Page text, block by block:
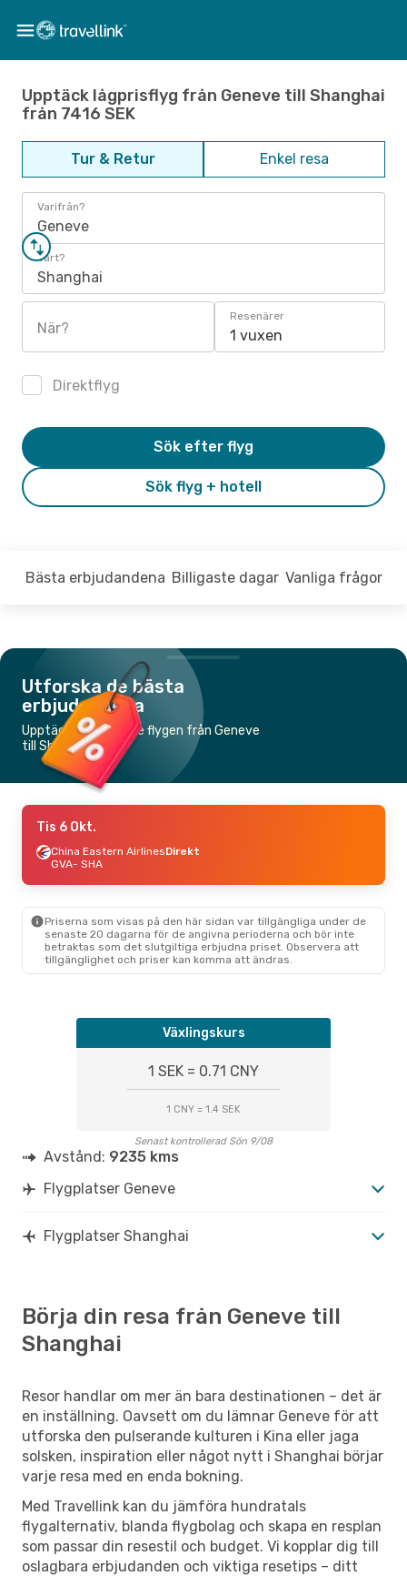
Upptäck lågprisflyg från Geneve till Shanghai
från 7416 SEK
Tur & Retur Enkel resa
Varifrån?
Geneve
Vart?
Shanghai
När?
Resenärer
1 vuxen
Direktflyg
Sök flyg + hotell
Sök efter flyg
Bästa erbjudandena Billigaste dagar Vanliga frågor
Utforska de bästa
erbjudandena
Upptäck de billigaste flygen från Geneve
till Shanghai
Tis 6 Okt.
China Eastern AirlinesDirekt
GVA- SHA
Priserna som visas på den här sidan var tillgängliga under de
senaste 20 dagarna för de angivna perioderna och bör inte
betraktas som det slutgiltiga erbjudna priset. Observera att
tillgänglighet och priser kan komma att ändras.
Växlingskurs
1 SEK = 0.71 CNY
1 CNY = 1.4 SEK
Senast kontrollerad Sön 9/08
Avstånd: 9235 kms
Flygplatser Geneve
Flygplatser Shanghai
Börja din resa från Geneve till
Shanghai
Resor handlar om mer än bara destinationen – det är
en inställning. Oavsett om du lämnar Geneve för att
utforska den pulserande kulturen i Kina eller jaga
solsken, inspiration eller något nytt i Shanghai börjar
varje resa med en enda bokning.
Med Travellink kan du jämföra hundratals
flygalternativ, blanda flygbolag och skapa en resplan
som passar din resestil och budget. Vi kopplar dig till
oslagbara erbjudanden och viktiga resetips – ditt